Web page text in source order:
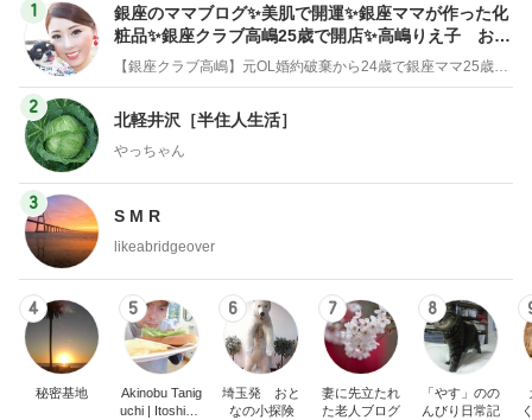
1
銀座のママブログ✨美肌で開運✨銀座ママが作った化
粧品✨銀座クラブ高嶋25歳で開店✨高嶋りえ子 お着
物でエルメス バーキン コーデ
2
北軽井沢［半住人生活］
やっちゃん
3
S M R
likeabridgeover
4
秘密基地
5
Akinobu Tanig
uchi | Itoshima
6
埼玉発 おと
なの小探険
7
妻に先立たれ
た老人ブログ
8
「やす」のの
んびり日常記